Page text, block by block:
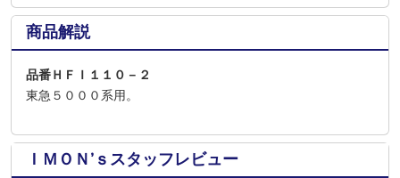
商品解説
品番ＨＦＩ１１０－２
東急５０００系用。
ＩＭＯＮ’ｓスタッフレビュー